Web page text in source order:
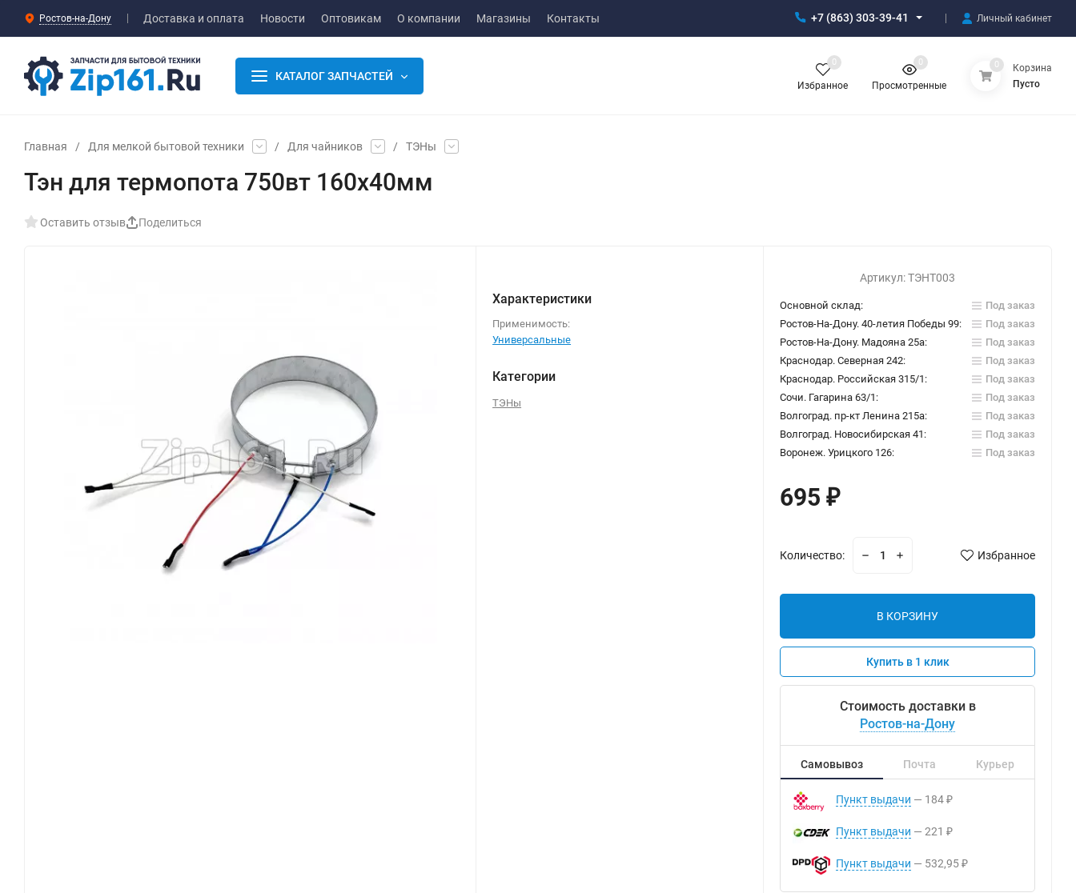
Ростов-на-Дону Доставка и оплата Новости Оптовикам О компании Магазины Контакты +7 (863) 303-39-41 Личный кабинет
КАТАЛОГ ЗАПЧАСТЕЙ
Избранное
0
Просмотренные
0 0
Корзина
Пусто
Главная / Для мелкой бытовой техники / Для чайников / ТЭНы
Тэн для термопота 750вт 160x40мм
Оставить отзыв Поделиться
Характеристики
Применимость:
Универсальные
Категории
ТЭНы
Артикул:ТЭНТ003
Основной склад:
Под заказ
Ростов-На-Дону. 40-летия Победы 99:
Под заказ
Ростов-На-Дону. Мадояна 25а:
Под заказ
Краснодар. Северная 242:
Под заказ
Краснодар. Российская 315/1:
Под заказ
Сочи. Гагарина 63/1:
Под заказ
Волгоград. пр-кт Ленина 215а:
Под заказ
Волгоград. Новосибирская 41:
Под заказ
Воронеж. Урицкого 126:
Под заказ
695₽
Количество: Избранное
В КОРЗИНУ
Купить в 1 клик
Стоимость доставки в
Ростов-на-Дону
Самовывоз Почта Курьер
Пункт выдачи 184 ₽
Пункт выдачи 221 ₽
Пункт выдачи 532,95 ₽